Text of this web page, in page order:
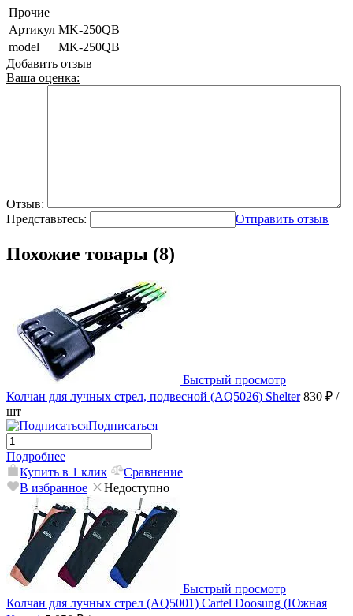
Прочие
Артикул MK-250QB
model
MK-250QB
Добавить отзыв
Ваша оценка:
Отзыв:
Представьтесь:
Отправить отзыв
Похожие товары (8)
Быстрый просмотр
Колчан для лучных стрел, подвесной (AQ5026) Shelter 830 ₽ /
шт
Подписаться
Подробнее
Купить в 1 клик
Сравнение
В избранное
Недоступно
Быстрый просмотр
Колчан для лучных стрел (AQ5001) Cartel Doosung (Южная